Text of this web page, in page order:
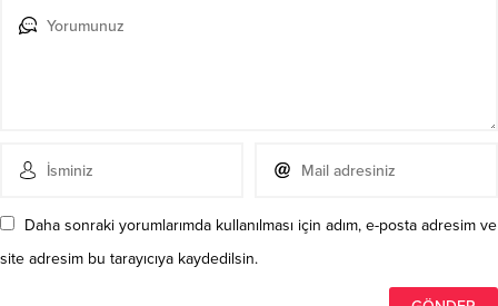
Daha sonraki yorumlarımda kullanılması için adım, e-posta adresim ve
site adresim bu tarayıcıya kaydedilsin.